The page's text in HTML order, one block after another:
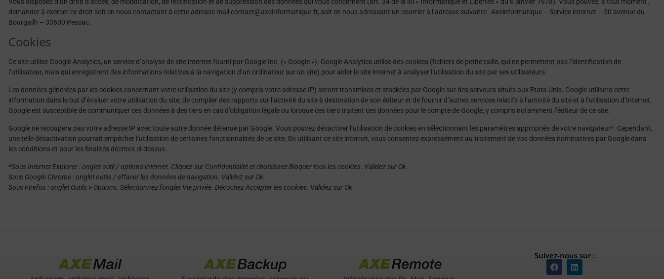
demander à exercer ce droit soit en nous contactant à cette adresse mail contact@axeinformatique.fr, soit en nous adressant un courrier à l’adresse suivante : Axeinformatique – Service internet – 50 avenue du
Bourgailh – 33600 Pessac.
Cookies
Ce site utilise Google Analytics, un service d’analyse de site internet fourni par Google Inc. (« Google »). Google Analytics utilise des cookies (fichiers de petite taille, qui ne permettent pas l’identification de
l’utilisateur, mais qui enregistrent des informations relatives à la navigation d’un ordinateur sur un site) pour aider le site internet à analyser l’utilisation du site par ses utilisateurs.
Les données générées par les cookies concernant votre utilisation du site (y compris votre adresse IP) seront transmises et stockées par Google sur des serveurs situés aux Etats-Unis. Google utilisera cette
information dans le but d’évaluer votre utilisation du site, de compiler des rapports sur l’activité du site à destination de son éditeur et de fournir d’autres services relatifs à l’activité du site et à l’utilisation d’Internet.
Google est susceptible de communiquer ces données à des tiers en cas d’obligation légale ou lorsque ces tiers traitent ces données pour le compte de Google, y compris notamment l’éditeur de ce site.
Google ne recoupera pas votre adresse IP avec toute autre donnée détenue par Google. Vous pouvez désactiver l’utilisation de cookies en sélectionnant les paramètres appropriés de votre navigateur*. Cependant,
une telle désactivation pourrait empêcher l’utilisation de certaines fonctionnalités de ce site. En utilisant ce site internet, vous consentez expressément au traitement de vos données nominatives par Google dans
les conditions et pour les finalités décrites ci-dessus.
*Sous Internet Explorer : onglet outil / options internet. Cliquez sur Confidentialité et choisissez Bloquer tous les cookies. Validez sur Ok.
Sous Google Chrome : onglet outils / effacer les données de navigation. Validez sur Ok.
Sous Firefox : onglet Outils > Options. Sélectionnez l’onglet Vie privée. Décochez Accepter les cookies. Validez sur Ok
Suivez-nous sur :